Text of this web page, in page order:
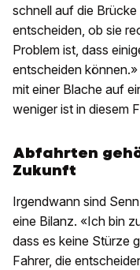
schnell auf die
entscheiden, ob sie
Problem ist, dass
entscheiden
mit einer Blache auf
weniger ist in diesem
Abfahrten
Zukunft
Irgendwann sind
eine Bilanz. «Ich bin
dass es keine Stürze
Fahrer, die